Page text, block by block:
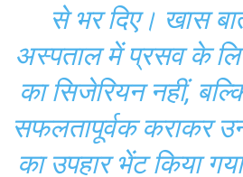
से भर दिए। खास
अस्पताल में प्रसव के
का सिजेरियन नहीं,
सफलतापूर्वक कराकर
का उपहार भेंट किया